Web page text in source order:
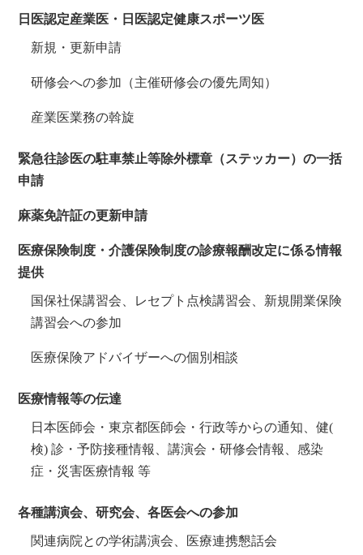
日医認定産業医・日医認定健康スポーツ医
新規・更新申請
研修会への参加（主催研修会の優先周知）
産業医業務の斡旋
緊急往診医の駐車禁止等除外標章（ステッカー）の一括
申請
麻薬免許証の更新申請
医療保険制度・介護保険制度の診療報酬改定に係る情報
提供
国保社保講習会、レセプト点検講習会、新規開業保険
講習会への参加
医療保険アドバイザーへの個別相談
医療情報等の伝達
日本医師会・東京都医師会・行政等からの通知、健(
検) 診・予防接種情報、講演会・研修会情報、感染
症・災害医療情報 等
各種講演会、研究会、各医会への参加
関連病院との学術講演会、医療連携懇話会